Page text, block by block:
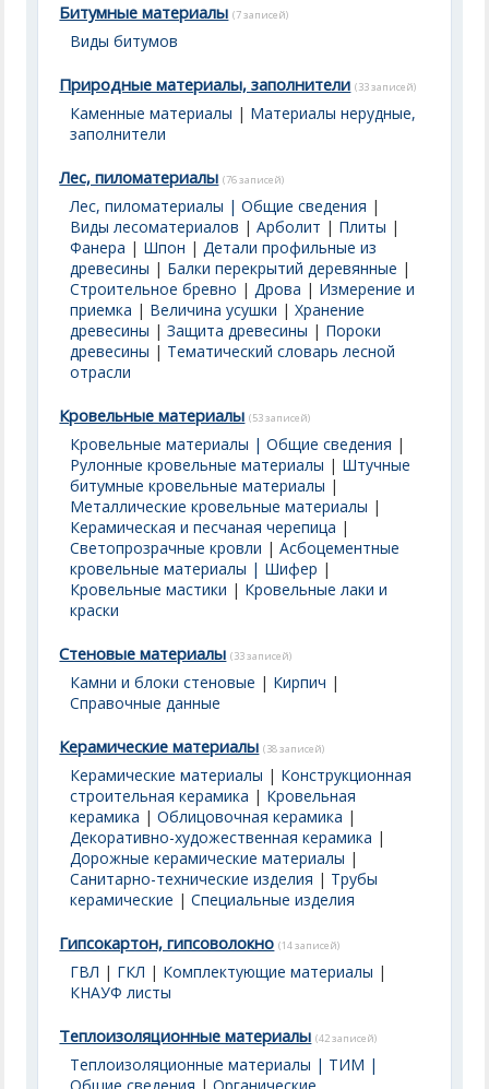
Битумные материалы (7 записей)
Виды битумов
Природные материалы, заполнители (33 записей)
Каменные материалы | Материалы нерудные,
заполнители
Лес, пиломатериалы (76 записей)
Лес, пиломатериалы | Общие сведения |
Виды лесоматериалов |Арболит | Плиты |
Фанера | Шпон |Детали профильные из
древесины | Балки перекрытий деревянные |
Строительное бревно |Дрова | Измерение и
приемка | Величина усушки |Хранение
древесины |Защита древесины | Пороки
древесины | Тематический словарь лесной
отрасли
Кровельные материалы (53 записей)
Кровельные материалы | Общие сведения |
Рулонные кровельные материалы | Штучные
битумные кровельные материалы |
Металлические кровельные материалы |
Керамическая и песчаная черепица |
Светопрозрачные кровли |Асбоцементные
кровельные материалы | Шифер |
Кровельные мастики | Кровельные лаки и
краски
Стеновые материалы (33 записей)
Камни и блоки стеновые | Кирпич |
Справочные данные
Керамические материалы (38 записей)
Керамические материалы | Конструкционная
строительная керамика | Кровельная
керамика |Облицовочная керамика |
Декоративно-художественная керамика |
Дорожные керамические материалы |
Санитарно-технические изделия | Трубы
керамические |Специальные изделия
Гипсокартон, гипсоволокно (14 записей)
ГВЛ | ГКЛ | Комплектующие материалы |
КНАУФ листы
Теплоизоляционные материалы (42 записей)
Теплоизоляционные материалы | ТИМ |